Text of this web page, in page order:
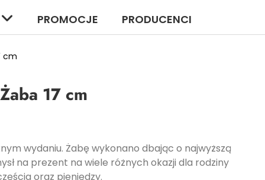
PROMOCJE PRODUCENCI
cm
17 cm
wydaniu. Żabę wykonano dbając o najwyższą
na prezent na wiele różnych okazji dla rodziny
oraz pieniędzy.